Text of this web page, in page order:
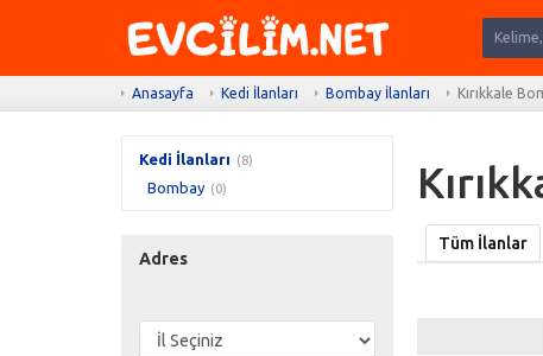
Anasayfa Kedi İlanları Bombay İlanları Kırıkkale
Kedi İlanları (8)
Bombay (0)
Adres
Tüm İlanlar